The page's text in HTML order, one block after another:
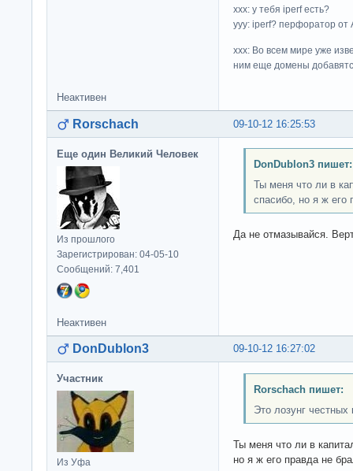
ххх: у тебя iperf есть?
yyy: iperf? перфоратор от
xxx: Во всем мире уже
ним еще домены
Неактивен
09-10-12 16:25:53
Rorschach
Еще один Великий Человек
Из прошлого
Зарегистрирован: 04-05-10
Сообщений: 7,401
DonDublon3 пишет:
Ты меня что ли в
спасибо, но я ж его
Да не отмазывайся.
Неактивен
09-10-12 16:27:02
DonDublon3
Участник
Из Уфа
Rorschach пишет:
Это лозунг честных
Ты меня что ли в
но я ж его правда не